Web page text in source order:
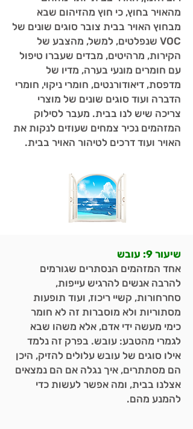
מהאויר בחוץ, כי חוץ מהזיהום שבא
מבחוץ האויר בבית צובר סוגים שונים של
VOC שנפלטים, למשל, מהצבע של
הקירות, מרהיטים, מבדים שעברו טיפול
עם חומרים מונעי בערה, מדיו של
מדפסת, דיאודורנטים, חומרי ניקוי, חומרי
הדברה ועוד סוגים שונים של מוצרי
צריכה שיש לנו בבית. מעבר לסילוק
המזהמים נכיר צמחים שעוזים לנקות את
האויר ועוד דרכים לטיהור האויר בבית.
שיעור 9: עובש
אחד המזהמים הנסתרים שגורמים
להרבה אנשים להרגיש עייפות,
סחרחורות, קשיי ריכוז, ועוד תופעות
מסתוריות ולא מוסברות זה לא חומר
כימי מעשה ידי אדם, אלא משהו שבא
לגמרי מהטבע: עובש. בפרק זה נלמד
אילו סוגים של עובש עלולים להזיק, היכן
הם מסתתרים, איך נגלה אם הם נמצאים
אצלנו בבית, ומה אפשר לעשות כדי
להמנע מהם.